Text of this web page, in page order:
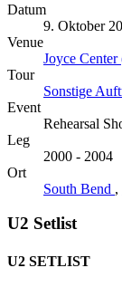
Datum
9. Oktober
Venue
Joyce
Tour
Sonstige
Event
Rehearsal
Leg
2000 - 2004
Ort
South Bend ,
U2 Setlist
U2 SETLIST